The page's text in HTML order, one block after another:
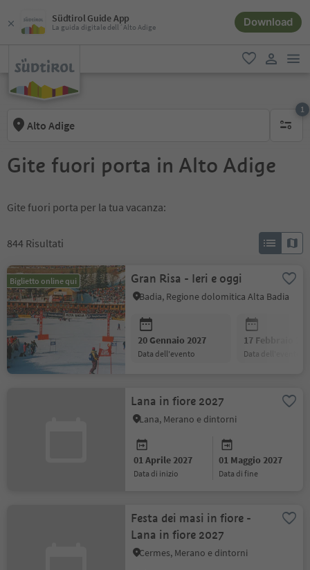
Südtirol Guide App
La guida digitale dell´Alto Adige Download
favoriti
Alto Adige
1
1 filtro
Gite fuori porta in Alto Adige
Gite fuori porta per la tua vacanza:
844 Risultati
Biglietto online qui Gran Risa - Ieri e oggi
Badia, Regione dolomitica Alta Badia
20 Gennaio 2027
data dell'evento
17 Febbraio
data dell'evento
Lana in fiore 2027
Lana, Merano e dintorni
01 Aprile 2027
data di inizio
01 Maggio 2027
data di fine
Festa dei masi in fiore -
Lana in fiore 2027
Cermes, Merano e dintorni